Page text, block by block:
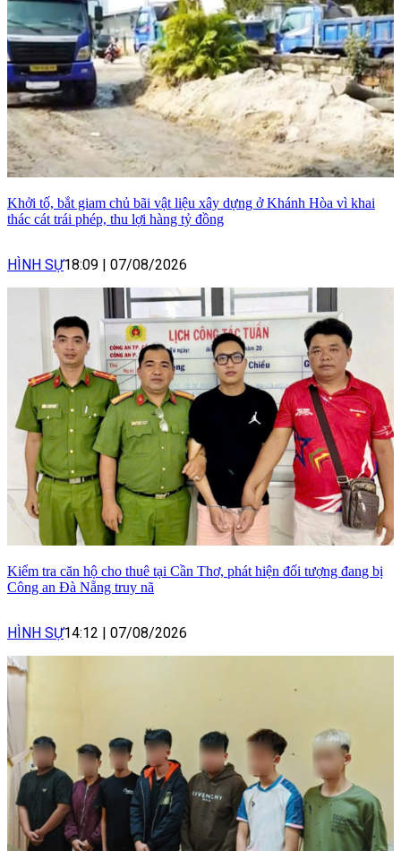
Khởi tố, bắt giam chủ bãi vật liệu xây dựng ở Khánh Hòa vì khai
thác cát trái phép, thu lợi hàng tỷ đồng
HÌNH SỰ18:09 | 07/08/2026
Kiểm tra căn hộ cho thuê tại Cần Thơ, phát hiện đối tượng đang bị
Công an Đà Nẵng truy nã
HÌNH SỰ14:12 | 07/08/2026